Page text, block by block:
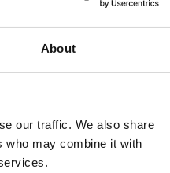
About
our traffic. We also share
who may combine it with
con diversi giornali
2011 caporedattore
di alcuni programmi
su
sempre come autore, si